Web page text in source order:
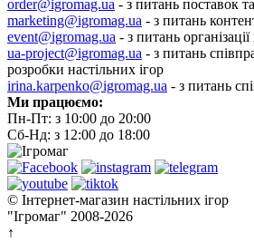
order@igromag.ua - з питань поставок
marketing@igromag.ua - з питань
event@igromag.ua - з питань організації
ua-project@igromag.ua - з питань
розробки настільних ігор
irina.karpenko@igromag.ua - з питань
Ми працюємо:
Пн-Пт: з 10:00 до 20:00
Сб-Нд: з 12:00 до 18:00
© Інтернет-магазин настільних ігор
"Ігромаг" 2008-2026
↑